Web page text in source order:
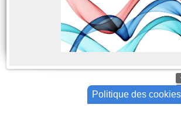
Politique des cookies